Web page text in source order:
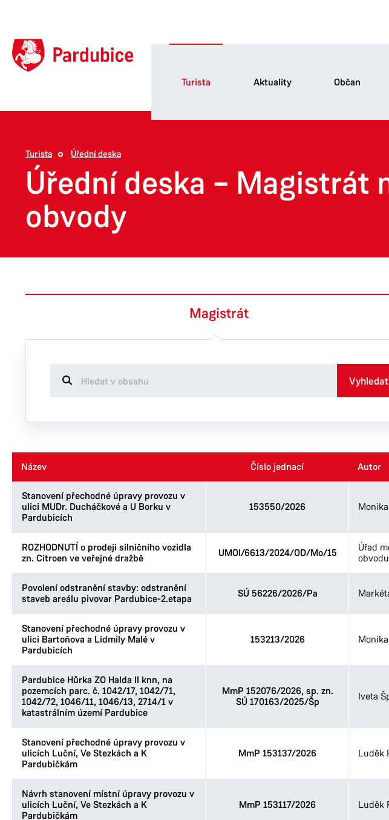
Turista Aktuality Občan
Turista Úřední deska
Úřední deska – Magistrát
obvody
Magistrát
Vyhledat
Název Číslo jednací Autor
Stanovení přechodné úpravy provozu v
ulici MUDr. Ducháčkové a U Borku v
Pardubicích
153550/2026
ROZHODNUTÍ o prodeji silničního vozidla
zn. Citroen ve veřejné dražbě
UMOI/6613/2024/OD/Mo/15
Úřad
Povolení odstranění stavby: odstranění
staveb areálu pivovar Pardubice-2.etapa
SÚ 56226/2026/Pa
Stanovení přechodné úpravy provozu v
ulici Bartoňova a Lidmily Malé v
Pardubicích
153213/2026
Pardubice Hůrka ZO Halda II knn, na
pozemcích parc. č. 1042/17, 1042/71,
1042/72, 1046/11, 1046/13, 2714/1 v
katastrálním území Pardubice
MmP 152076/2026, sp. zn.
SÚ 170163/2025/Šp
Iveta
Stanovení přechodné úpravy provozu v
ulicích Luční, Ve Stezkách a K
Pardubičkám
MmP 153137/2026 Luděk
Návrh stanovení místní úpravy provozu v
ulicích Luční, Ve Stezkách a K
Pardubičkám
MmP 153117/2026 Luděk
Název Číslo jednací Autor